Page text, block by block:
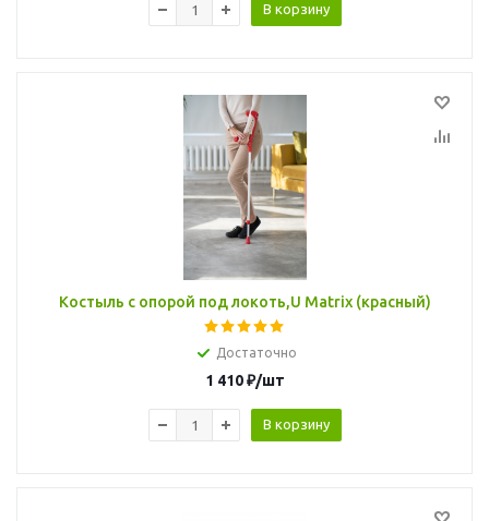
В корзину
Костыль с опорой под локоть,U Matrix (красный)
Достаточно
1 410₽/шт
В корзину